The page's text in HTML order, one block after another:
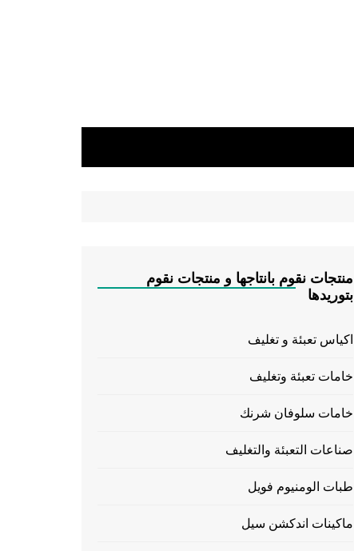
منتجات نقوم بانتاجها و منتجات نقوم
بتوريدها
اكياس تعبئة و تغليف
خامات تعبئة وتغليف
خامات سلوفان شرنك
صناعات التعبئة والتغليف
طبات الومنيوم فويل
ماكينات اندكشن سيل